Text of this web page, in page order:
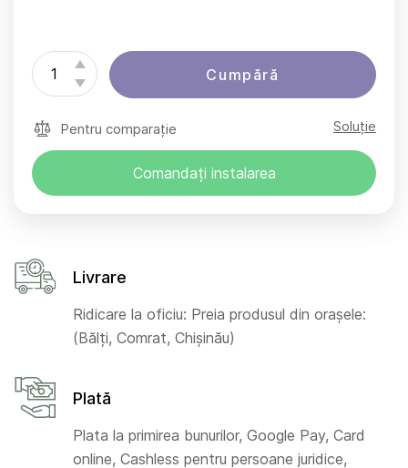
Cumpără
Pentru comparație Soluție
Comandați instalarea
Livrare
Ridicare la oficiu: Preia produsul din orașele:
(Bălți, Comrat, Chișinău)
Plată
Plata la primirea bunurilor, Google Pay, Card
online, Cashless pentru persoane juridice,